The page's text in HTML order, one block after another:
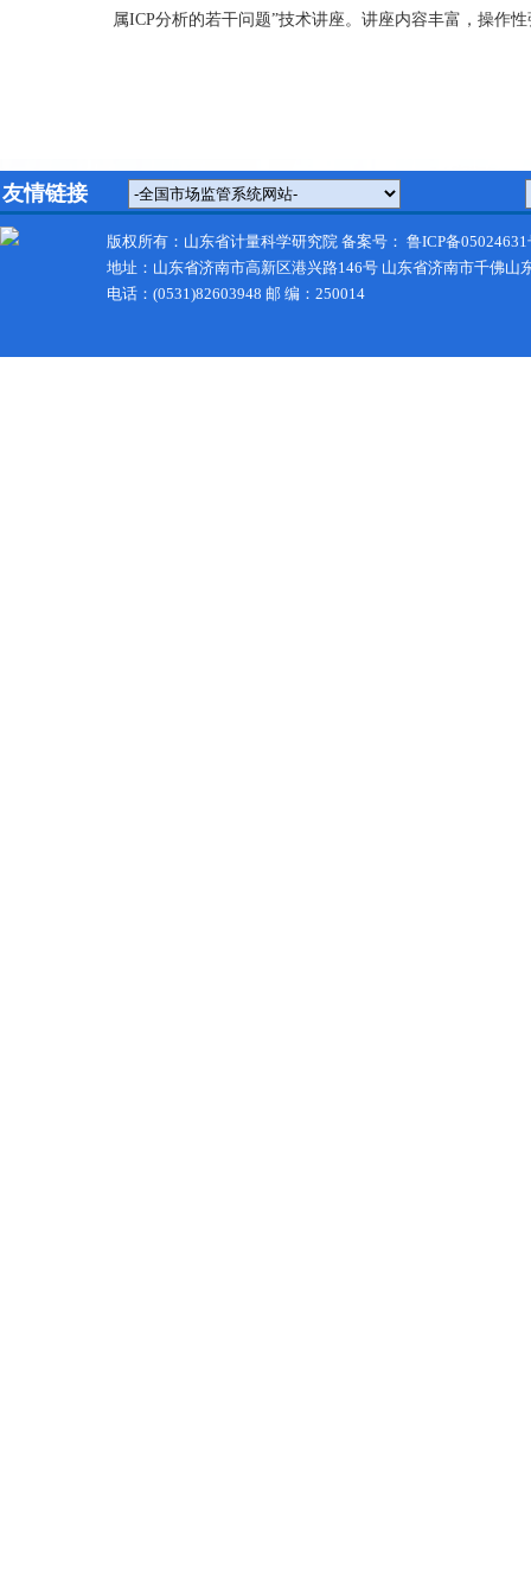
属ICP分析的若干问题”技术讲座。讲座内容丰富，操作
友情链接
版权所有：山东省计量科学研究院 备案号： 鲁ICP备05024631
地址：山东省济南市高新区港兴路146号 山东省济南市千佛
电话：(0531)82603948 邮 编：250014